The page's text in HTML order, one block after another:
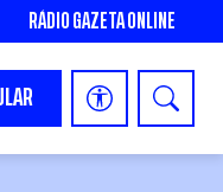
RÁDIO GAZETA ONLINE